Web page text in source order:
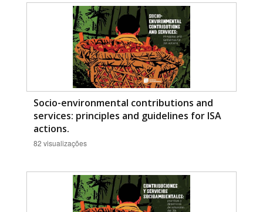
Socio-environmental contributions and
services: principles and guidelines for ISA
actions.
82 visualizações